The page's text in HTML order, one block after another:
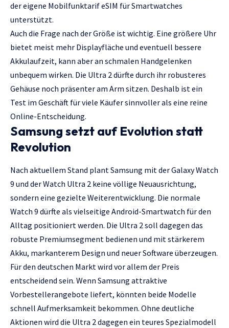
der eigene Mobilfunktarif eSIM für Smartwatches
unterstützt.
Auch die Frage nach der Größe ist wichtig. Eine größere Uhr
bietet meist mehr Displayfläche und eventuell bessere
Akkulaufzeit, kann aber an schmalen Handgelenken
unbequem wirken. Die Ultra 2 dürfte durch ihr robusteres
Gehäuse noch präsenter am Arm sitzen. Deshalb ist ein
Test im Geschäft für viele Käufer sinnvoller als eine reine
Online-Entscheidung.
Samsung setzt auf Evolution statt
Revolution
Nach aktuellem Stand plant Samsung mit der Galaxy Watch
9 und der Watch Ultra 2 keine völlige Neuausrichtung,
sondern eine gezielte Weiterentwicklung. Die normale
Watch 9 dürfte als vielseitige Android-Smartwatch für den
Alltag positioniert werden. Die Ultra 2 soll dagegen das
robuste Premiumsegment bedienen und mit stärkerem
Akku, markanterem Design und neuer Software überzeugen.
Für den deutschen Markt wird vor allem der Preis
entscheidend sein. Wenn Samsung attraktive
Vorbestellerangebote liefert, könnten beide Modelle
schnell Aufmerksamkeit bekommen. Ohne deutliche
Aktionen wird die Ultra 2 dagegen ein teures Spezialmodell